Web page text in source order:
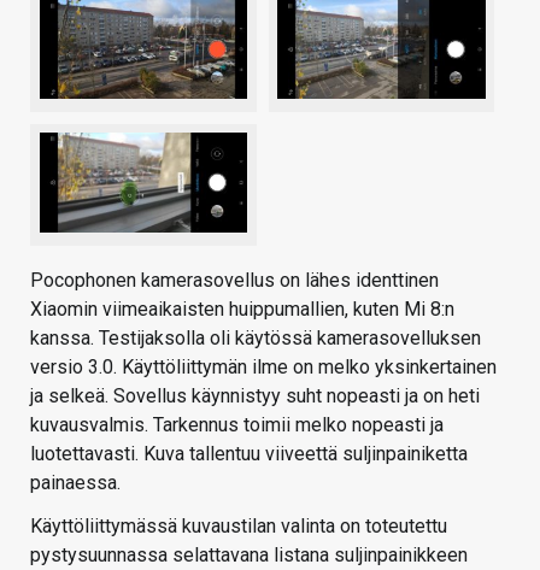
Pocophonen kamerasovellus on lähes identtinen
Xiaomin viimeaikaisten huippumallien, kuten Mi 8:n
kanssa. Testijaksolla oli käytössä kamerasovelluksen
versio 3.0. Käyttöliittymän ilme on melko yksinkertainen
ja selkeä. Sovellus käynnistyy suht nopeasti ja on heti
kuvausvalmis. Tarkennus toimii melko nopeasti ja
luotettavasti. Kuva tallentuu viiveettä suljinpainiketta
painaessa.
Käyttöliittymässä kuvaustilan valinta on toteutettu
pystysuunnassa selattavana listana suljinpainikkeen